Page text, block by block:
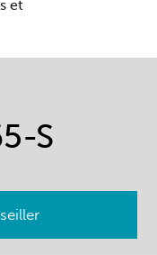
et
S